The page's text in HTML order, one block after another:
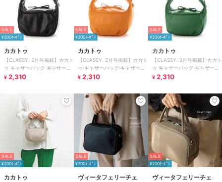
SALE
¥200ｸｰﾎﾟﾝ
カカトゥ
【CLASSY. 2月号掲載】カカト
ゥ ギャザーバッグ ギャザーハ
ンドル2wayバッグ
¥ 2,310
SALE
¥200ｸｰﾎﾟﾝ
カカトゥ
【CLASSY. 2月号掲載】カカト
ゥ ギャザーバッグ ギャザーハ
ンドル2wayバッグ
¥ 2,310
SALE
¥200ｸｰﾎﾟﾝ
カカトゥ
【CLASSY. 2月号掲載】カカト
ゥ ギャザーバッグ ギャザーハ
ンドル2wayバッグ
¥ 2,310
SALE
¥200ｸｰﾎﾟﾝ
カカトゥ
SALE
¥200ｸｰﾎﾟﾝ
ヴィータフェリーチェ
SALE
¥200ｸｰﾎﾟﾝ
ヴィータフェリーチェ